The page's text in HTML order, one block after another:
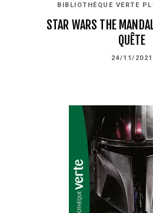
BIBLIOTHÈQUE VERTE
STAR WARS THE
QUÊTE
24/11/2021